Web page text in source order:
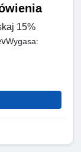
15%
Wygasa: